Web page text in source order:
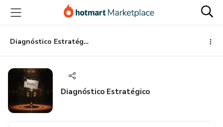
para
conteúdo
principal
para
pagamento
para
rodapé
Diagnóstico Estratégico
Diagnóstico Estratégico